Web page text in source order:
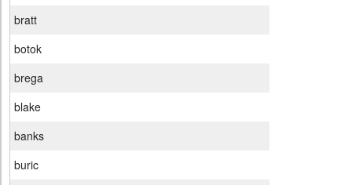
bratt
botok
brega
blake
banks
buric